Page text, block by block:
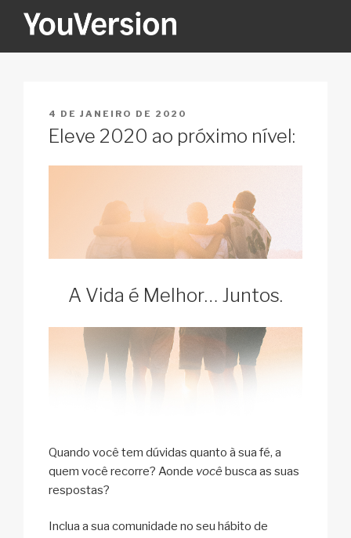
YOUVERSION
PUBLICADO
EM
4 DE JANEIRO DE 2020
Eleve 2020 ao próximo nível:
A Vida é Melhor… Juntos.
Quando você tem dúvidas quanto à sua fé, a
quem você recorre? Aonde você busca as suas
respostas?
Inclua a sua comunidade no seu hábito de